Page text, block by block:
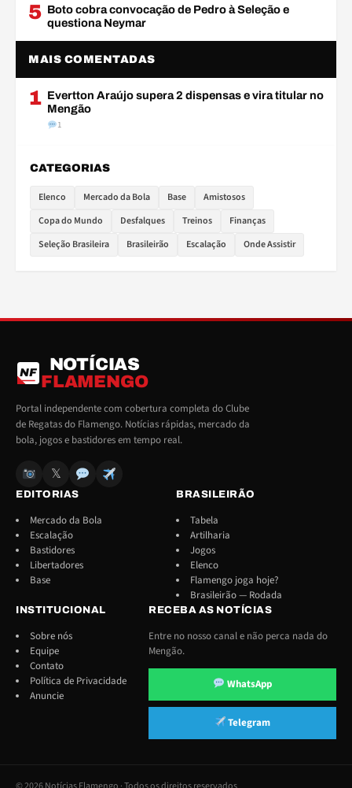
5 Boto cobra convocação de Pedro à Seleção e
questiona Neymar
MAIS COMENTADAS
1 Evertton Araújo supera 2 dispensas e vira titular no
Mengão
1
CATEGORIAS
Elenco Mercado da Bola Base
Amistosos
Copa do Mundo
Desfalques Treinos
Finanças
Seleção Brasileira
Brasileirão Escalação Onde Assistir
NF
NOTÍCIAS
FLAMENGO
Portal independente com cobertura completa do Clube
de Regatas do Flamengo. Notícias rápidas, mercado da
bola, jogos e bastidores em tempo real.
𝕏
EDITORIAS
Mercado da Bola
Escalação
Bastidores
Libertadores
Base
BRASILEIRÃO
Tabela
Artilharia
Jogos
Elenco
Flamengo joga hoje?
Brasileirão — Rodada
INSTITUCIONAL
Sobre nós
Equipe
Contato
Política de Privacidade
Anuncie
RECEBA AS NOTÍCIAS
Entre no nosso canal e não perca nada do
Mengão.
WhatsApp
Telegram